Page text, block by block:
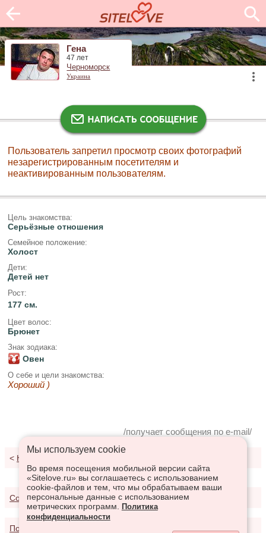
Гена
47 лет
Черноморск
Украина
Пользователь запретил просмотр своих фотографий
незарегистрированным посетителям и
неактивированным пользователям.
Цель знакомства:
Серьёзные отношения
Семейное положение:
Холост
Дети:
Детей нет
Рост:
177 см.
Цвет волос:
Брюнет
Знак зодиака:
Овен
О себе и цели знакомства:
Хороший )
/получает сообщения по e-mail/
< К результатам поиска
Соглашение о предоставлении услуг
Политика конфиденциальности
Мы используем сookie
Во время посещения мобильной версии сайта
«Sitelove.ru» вы соглашаетесь с использованием
cookie-файлов и тем, что мы обрабатываем ваши
персональные данные с использованием
метрических программ.
Политика
конфиденциальности